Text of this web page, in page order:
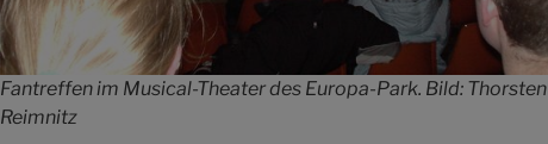
Fantreffen im Musical-Theater des Europa-Park. Bild: Thorsten
Reimnitz